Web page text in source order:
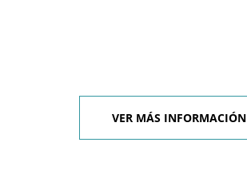
VER MÁS INFORMACIÓN